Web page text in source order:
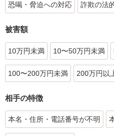
恐喝・脅迫への対応 詐欺の法
被害額
10万円未満 10〜50万円未満
100〜200万円未満 200万円以
相手の特徴
本名・住所・電話番号が不明